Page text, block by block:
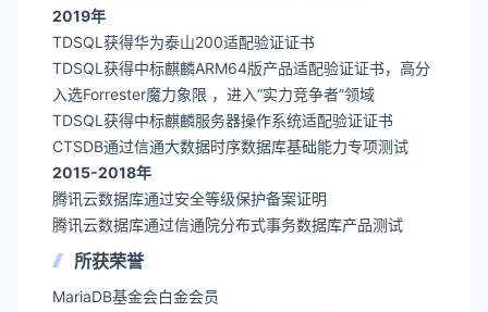
2019年
TDSQL获得华为泰山200适配验证证书
TDSQL获得中标麒麟ARM64版产品适配验证证书，高分
入选Forrester魔力象限 ，进入“实力竞争者”领域
TDSQL获得中标麒麟服务器操作系统适配验证证书
CTSDB通过信通大数据时序数据库基础能力专项测试
2015-2018年
腾讯云数据库通过安全等级保护备案证明
腾讯云数据库通过信通院分布式事务数据库产品测试
所获荣誉
MariaDB基金会白金会员